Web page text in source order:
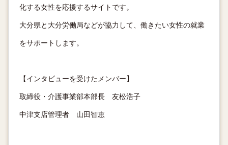
化する女性を応援するサイトです。
大分県と大分労働局などが協力して、働きたい女性の就業
をサポートします。
【インタビューを受けたメンバー】
取締役・介護事業部本部長 友松浩子
中津支店管理者 山田智恵